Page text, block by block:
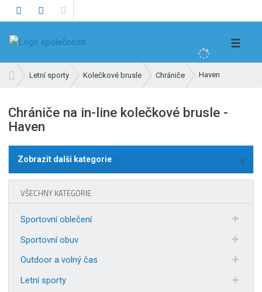
d
t
☰
v
d
n
Letní sporty Kolečkové brusle Chrániče Haven
Chrániče na in-line kolečkové brusle -
Haven
Zobrazit další kategorie
VŠECHNY KATEGORIE
Sportovní oblečení
Sportovní obuv
Outdoor a volný čas
Letní sporty